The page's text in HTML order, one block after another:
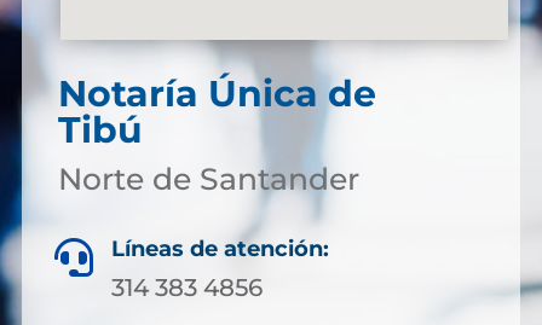
Notaría Única de
Tibú
Norte de Santander
 Líneas de atención:
314 383 4856